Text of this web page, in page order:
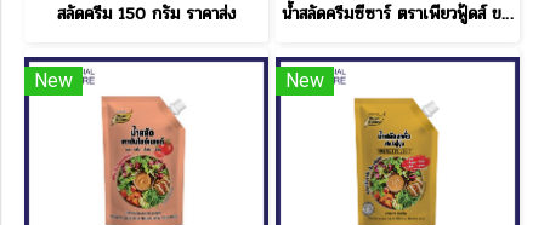
สลัดครีม 150 กรัม ราคาส่ง น้ำสลัดครีมซีซาร์ ตราเพียวฟู้ดส์ ขนาด 380 กรัม
New New